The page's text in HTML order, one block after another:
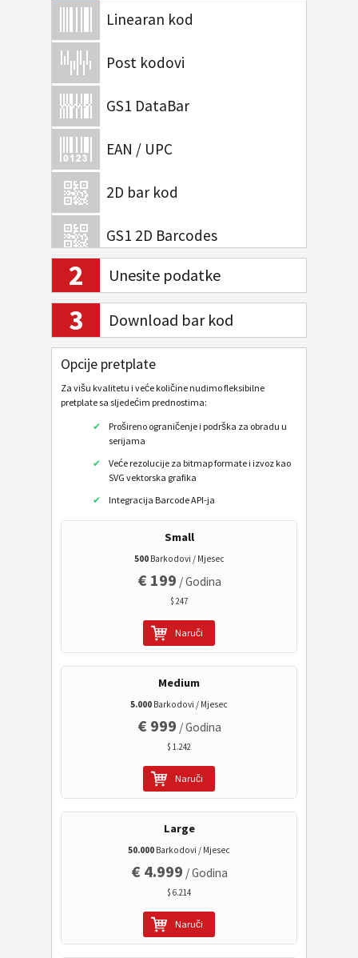
Linearan kod
Post kodovi
GS1 DataBar
EAN / UPC
2D bar kod
GS1 2D Barcodes
Internet bankarstvo / SEPA
Mobilni oznak
Zdravstveni kodovi
ISBN kod
ISBN 13
ISBN 13 + 5 cifre
ISMN
ISSN
Vizitka karta
Kalendarni kodovi
Wi-Fi bar kod
2 Unesite podatke
3 Download bar kod
Opcije pretplate
Za višu kvalitetu i veće količine nudimo fleksibilne
pretplate sa sljedećim prednostima:
Prošireno ograničenje i podrška za obradu u
serijama
Veće rezolucije za bitmap formate i izvoz kao
SVG vektorska grafika
Integracija Barcode API-ja
Small
500Barkodovi / Mjesec
€ 199 / Godina
$ 247
Naruči
Medium
5.000 Barkodovi / Mjesec
€ 999 / Godina
$ 1.242
Naruči
Large
50.000 Barkodovi / Mjesec
€ 4.999 / Godina
$ 6.214
Naruči